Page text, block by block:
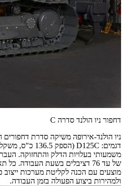
דחפור ניו הולנד סדרה C
משמעותי בעלויות הדלק והתחזוקה.
מוצעים עם הכנה לקליטת מערכות ייצוב
ולמהירות ביצוע הפעולה בזמן העבודה.